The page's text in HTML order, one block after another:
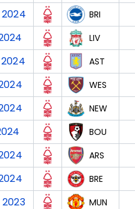
BRI
LIV
AST
WES
NEW
BOU
ARS
BRE
MUN